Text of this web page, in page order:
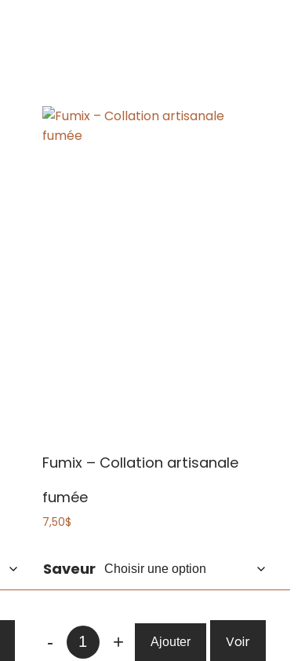
Fumix – Collation artisanale
fumée
7,50$
Saveur
-
quantité
de
+ Ajouter Voir